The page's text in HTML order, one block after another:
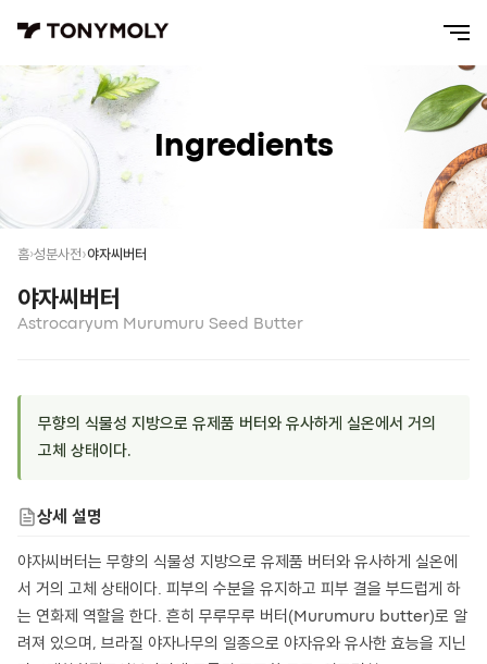
Ingredients
홈 성분사전 야자씨버터
야자씨버터
Astrocaryum Murumuru Seed Butter
무향의 식물성 지방으로 유제품 버터와 유사하게 실온에서 거의
고체 상태이다.
상세 설명
야자씨버터는 무향의 식물성 지방으로 유제품 버터와 유사하게 실온에
서 거의 고체 상태이다. 피부의 수분을 유지하고 피부 결을 부드럽게 하
는 연화제 역할을 한다. 흔히 무루무루 버터(Murumuru butter)로 알
려져 있으며, 브라질 야자나무의 일종으로 야자유와 유사한 효능을 지닌